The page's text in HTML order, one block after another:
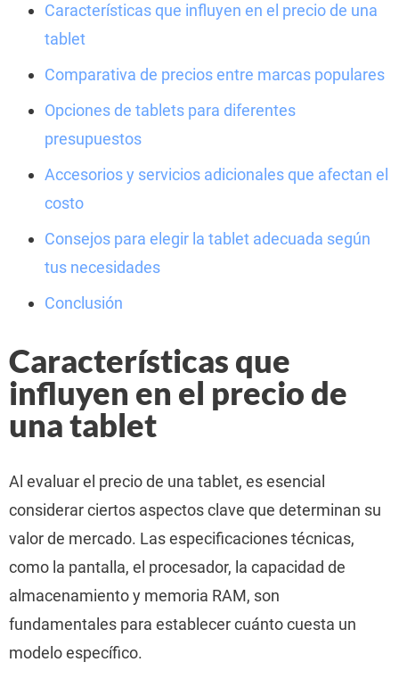
Características que influyen en el precio de una
tablet
Comparativa de precios entre marcas populares
Opciones de tablets para diferentes
presupuestos
Accesorios y servicios adicionales que afectan el
costo
Consejos para elegir la tablet adecuada según
tus necesidades
Conclusión
Características que
influyen en el precio de
una tablet
Al evaluar el precio de una tablet, es esencial
considerar ciertos aspectos clave que determinan su
valor de mercado. Las especificaciones técnicas,
como la pantalla, el procesador, la capacidad de
almacenamiento y memoria RAM, son
fundamentales para establecer cuánto cuesta un
modelo específico.